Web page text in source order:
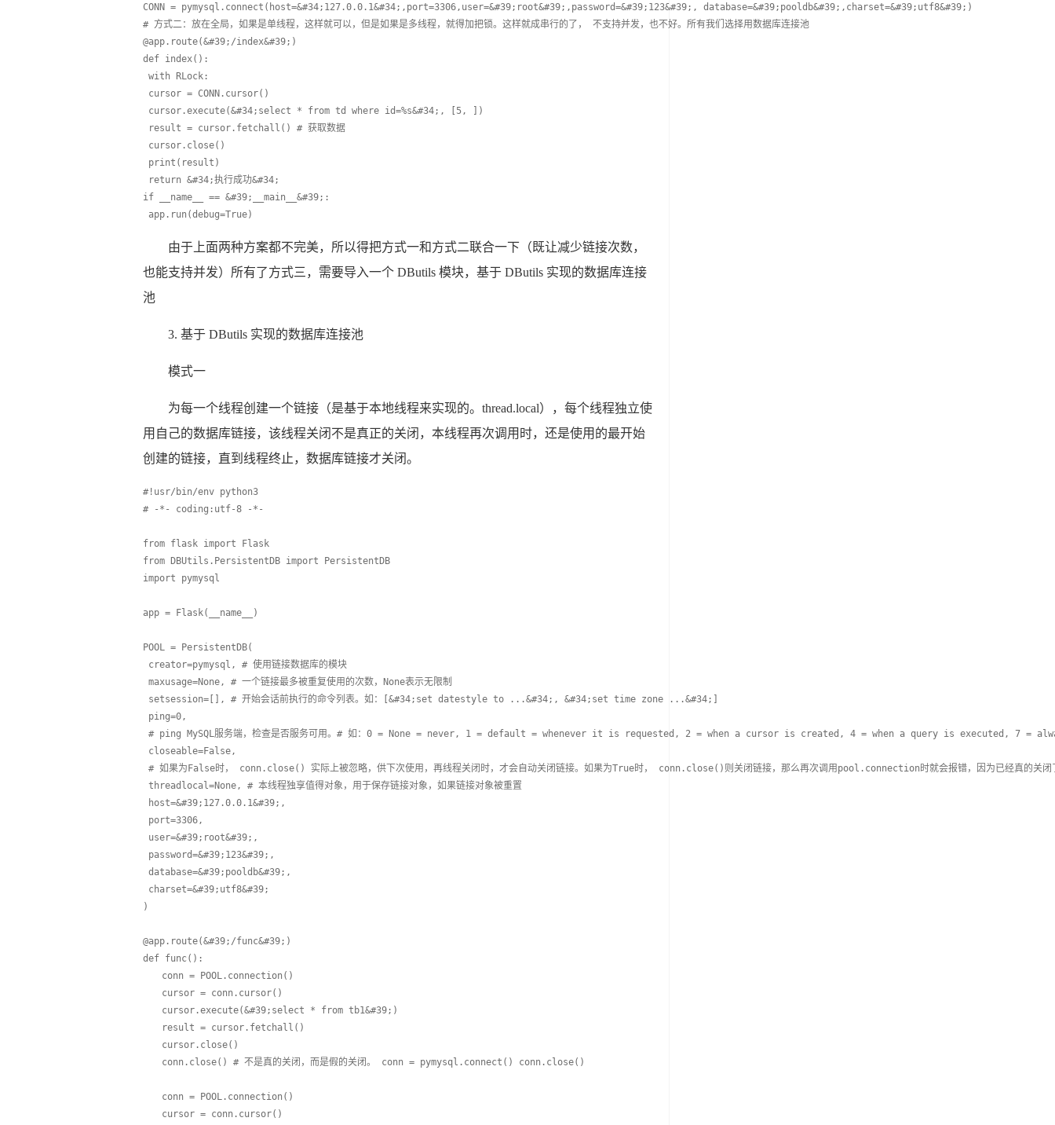
CONN = pymysql.connect(host=&#34;127.0.0.1&#34;,port=3306,user=&#39;root&#39;,password=&#39;123&#39;, database=&#39;pooldb&#39;,charset=&#39;utf8&#39;)
# 方式二：放在全局，如果是单线程，这样就可以，但是如果是多线程，就得加把锁。这样就成串行的了， 不支持并发，也不好。所有我们选择用数据库连接池
@app.route(&#39;/index&#39;)
def index():
with RLock:
cursor = CONN.cursor()
cursor.execute(&#34;select * from td where id=%s&#34;, [5, ])
result = cursor.fetchall() # 获取数据
cursor.close()
print(result)
return &#34;执行成功&#34;
if __name__ == &#39;__main__&#39;:
app.run(debug=True)
由于上面两种方案都不完美，所以得把方式一和方式二联合一下（既让减少链接次数，
也能支持并发）所有了方式三，需要导入一个 DButils 模块，基于 DButils 实现的数据库连接
池
3. 基于 DButils 实现的数据库连接池
模式一
为每一个线程创建一个链接（是基于本地线程来实现的。thread.local），每个线程独立使
用自己的数据库链接，该线程关闭不是真正的关闭，本线程再次调用时，还是使用的最开始
创建的链接，直到线程终止，数据库链接才关闭。
#!usr/bin/env python3
# -*- coding:utf-8 -*-
from flask import Flask
from DBUtils.PersistentDB import PersistentDB
import pymysql
app = Flask(__name__)
POOL = PersistentDB(
creator=pymysql, # 使用链接数据库的模块
maxusage=None, # 一个链接最多被重复使用的次数，None表示无限制
setsession=[], # 开始会话前执行的命令列表。如：[&#34;set datestyle to ...&#34;, &#34;set time zone ...&#34;]
ping=0,
# ping MySQL服务端，检查是否服务可用。# 如：0 = None = never, 1 = default = whenever it is requested, 2 = when a cursor is created, 4 = when a query is executed, 7 =
closeable=False,
# 如果为False时， conn.close() 实际上被忽略，供下次使用，再线程关闭时，才会自动关闭链接。如果为True时， conn.close()则关闭链接，那么再次调用pool.connection时就会报错，因为已经真的
threadlocal=None, # 本线程独享值得对象，用于保存链接对象，如果链接对象被重置
host=&#39;127.0.0.1&#39;,
port=3306,
user=&#39;root&#39;,
password=&#39;123&#39;,
database=&#39;pooldb&#39;,
charset=&#39;utf8&#39;
)
@app.route(&#39;/func&#39;)
def func():
conn = POOL.connection()
cursor = conn.cursor()
cursor.execute(&#39;select * from tb1&#39;)
result = cursor.fetchall()
cursor.close()
conn.close() # 不是真的关闭，而是假的关闭。 conn = pymysql.connect() conn.close()
conn = POOL.connection()
cursor = conn.cursor()